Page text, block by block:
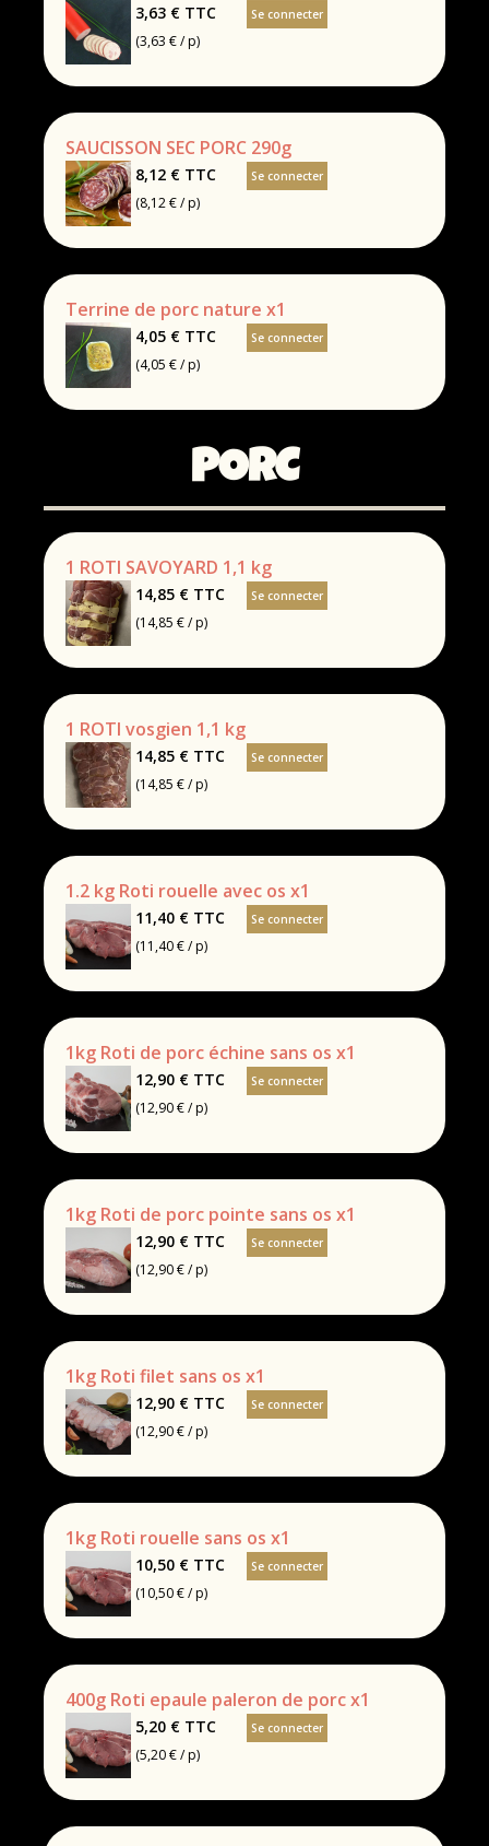
3,63 € TTC
(3,63 € / p)
Se connecter
SAUCISSON SEC PORC 290g
8,12 € TTC
(8,12 € / p)
Se connecter
Terrine de porc nature x1
4,05 € TTC
(4,05 € / p)
Se connecter
PORC
1 ROTI SAVOYARD 1,1 kg
14,85 € TTC
(14,85 € / p)
Se connecter
1 ROTI vosgien 1,1 kg
14,85 € TTC
(14,85 € / p)
Se connecter
1.2 kg Roti rouelle avec os x1
11,40 € TTC
(11,40 € / p)
Se connecter
1kg Roti de porc échine sans os x1
12,90 € TTC
(12,90 € / p)
Se connecter
1kg Roti de porc pointe sans os x1
12,90 € TTC
(12,90 € / p)
Se connecter
1kg Roti filet sans os x1
12,90 € TTC
(12,90 € / p)
Se connecter
1kg Roti rouelle sans os x1
10,50 € TTC
(10,50 € / p)
Se connecter
400g Roti epaule paleron de porc x1
5,20 € TTC
(5,20 € / p)
Se connecter